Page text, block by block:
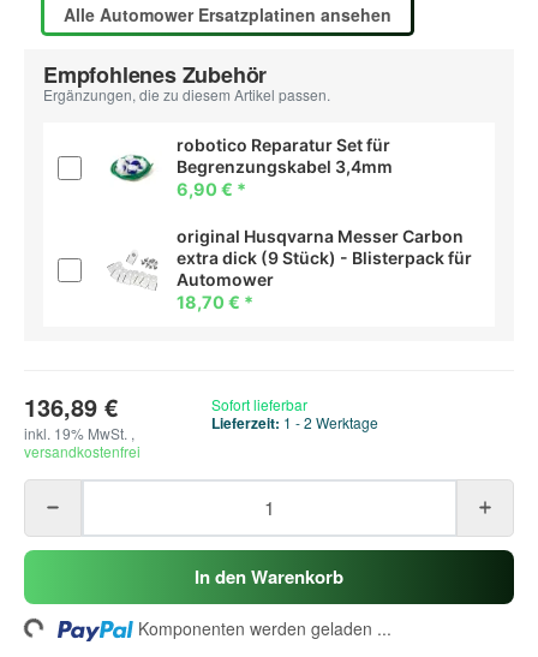
Alle Automower Ersatzplatinen ansehen
Empfohlenes Zubehör
Ergänzungen, die zu diesem Artikel passen.
robotico Reparatur Set für
Begrenzungskabel 3,4mm
6,90 € *
original Husqvarna Messer Carbon
extra dick (9 Stück) - Blisterpack für
Automower
18,70 € *
136,89 €
inkl. 19% MwSt. ,
versandkostenfrei
Sofort lieferbar
Lieferzeit: 1 - 2 Werktage
In den Warenkorb
Loading... Komponenten werden geladen ...